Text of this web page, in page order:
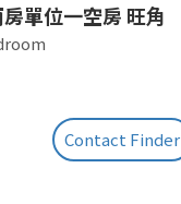
單位一空房 旺角
性別不限 高層有𨋢
通 乾淨安靜 包wifi
Contact Finder